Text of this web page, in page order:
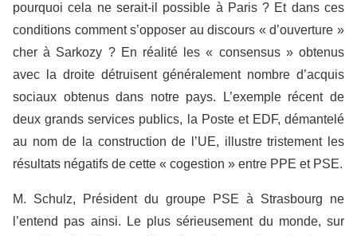
pourquoi cela ne serait-il possible à Paris ? Et dans ces
conditions comment s’opposer au discours « d’ouverture »
cher à Sarkozy ? En réalité les « consensus » obtenus
avec la droite détruisent généralement nombre d’acquis
sociaux obtenus dans notre pays. L’exemple récent de
deux grands services publics, la Poste et EDF, démantelé
au nom de la construction de l’UE, illustre tristement les
résultats négatifs de cette « cogestion » entre PPE et PSE.
M. Schulz, Président du groupe PSE à Strasbourg ne
l’entend pas ainsi. Le plus sérieusement du monde, sur